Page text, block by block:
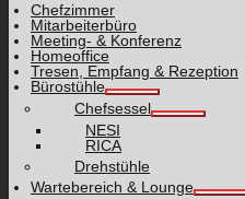
Chefzimmer
Mitarbeiterbüro
Meeting- & Konferenz
Homeoffice
Tresen, Empfang & Rezeption
Bürostühle
Chefsessel
NESI
RICA
Drehstühle
Wartebereich & Lounge